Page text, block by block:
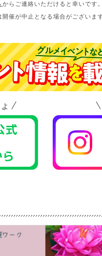
からご連絡いただけると幸いです。
催が中止となる場合がございます